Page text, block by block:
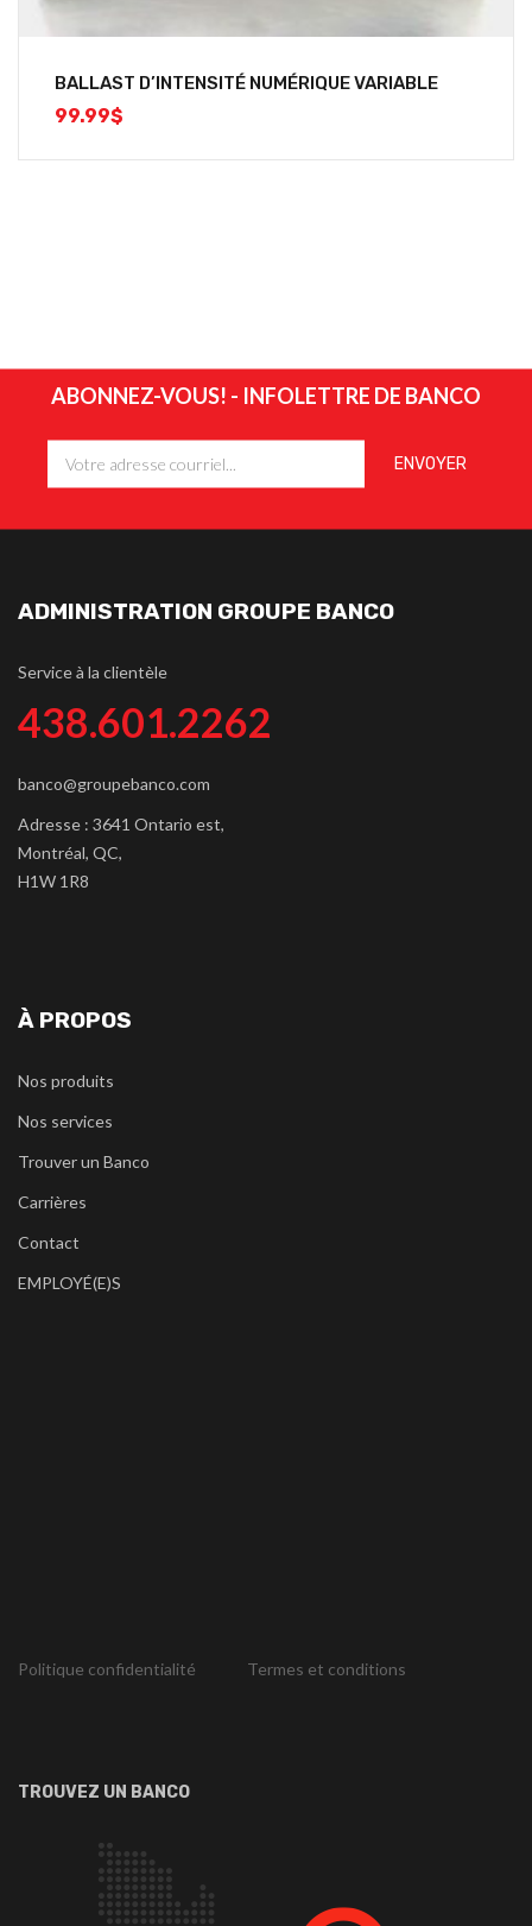
BALLAST D’INTENSITÉ NUMÉRIQUE VARIABLE
99.99$
ABONNEZ-VOUS! - INFOLETTRE DE BANCO
ADMINISTRATION GROUPE BANCO
Service à la clientèle
438.601.2262
banco@groupebanco.com
Adresse : 3641 Ontario est,
Montréal, QC,
H1W 1R8
À PROPOS
Nos produits
Nos services
Trouver un Banco
Carrières
Contact
EMPLOYÉ(E)S
Politique confidentialité Termes et conditions
TROUVEZ UN BANCO